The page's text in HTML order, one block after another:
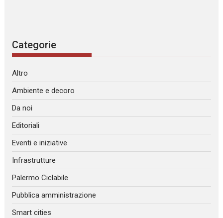
Categorie
Altro
Ambiente e decoro
Da noi
Editoriali
Eventi e iniziative
Infrastrutture
Palermo Ciclabile
Pubblica amministrazione
Smart cities